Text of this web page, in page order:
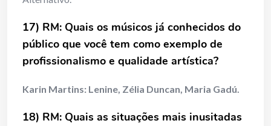
17) RM: Quais os músicos já conhecidos do
público que você tem como exemplo de
profissionalismo e qualidade artística?
Karin Martins: Lenine, Zélia Duncan, Maria Gadú.
18) RM: Quais as situações mais inusitadas